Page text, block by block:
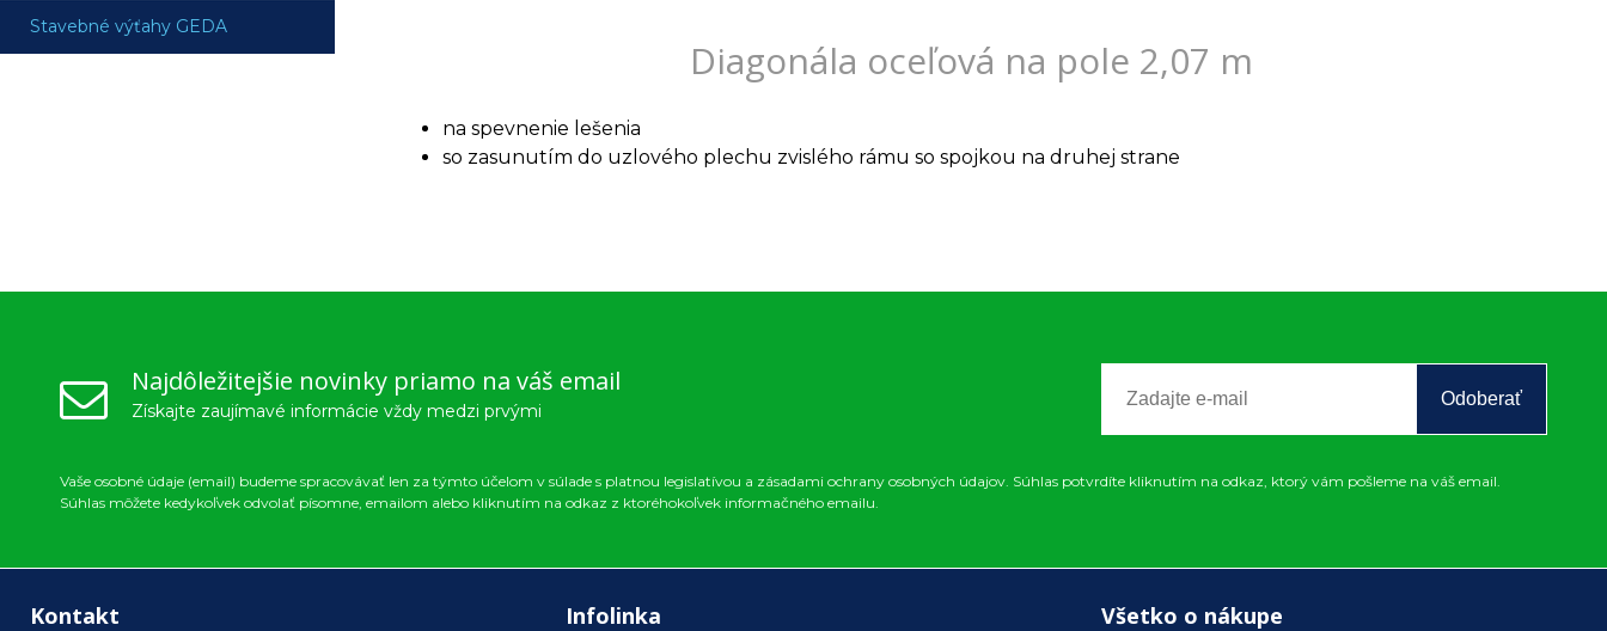
Stavebné výťahy GEDA
Diagonála oceľová na pole 2,07 m
na spevnenie lešenia
so zasunutím do uzlového plechu zvislého rámu so spojkou na druhej strane
Najdôležitejšie novinky priamo na váš email
Získajte zaujímavé informácie vždy medzi prvými
Odoberať
Vaše osobné údaje (email) budeme spracovávať len za týmto účelom v súlade s platnou legislatívou a zásadami ochrany osobných údajov. Súhlas potvrdíte kliknutím na odkaz, ktorý vám pošleme na váš email.
Súhlas môžete kedykoľvek odvolať písomne, emailom alebo kliknutím na odkaz z ktoréhokoľvek informačného emailu.
Kontakt Infolinka Všetko o nákupe